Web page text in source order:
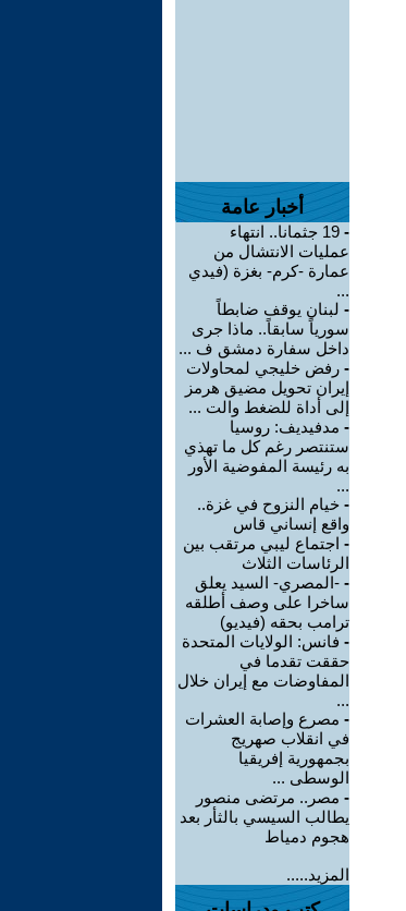
أخبار عامة
-
19 جثمانا.. انتهاء
عمليات الانتشال من
عمارة -كرم- بغزة (فيدي
...
- لبنان يوقف ضابطاً
سورياً سابقاً.. ماذا جرى
داخل سفارة دمشق ف ...
- رفض خليجي لمحاولات
إيران تحويل مضيق هرمز
إلى أداة للضغط والت ...
- مدفيديف: روسيا
ستنتصر رغم كل ما تهذي
به رئيسة المفوضية الأور
...
- خيام النزوح في غزة..
واقع إنساني قاس
- اجتماع ليبي مرتقب بين
الرئاسات الثلاث
- -المصري- السيد يعلق
ساخرا على وصف أطلقه
ترامب بحقه (فيديو)
- فانس: الولايات المتحدة
حققت تقدما في
المفاوضات مع إيران خلال
...
- مصرع وإصابة العشرات
في انقلاب صهريج
بجمهورية إفريقيا
الوسطى ...
- مصر.. مرتضى منصور
يطالب السيسي بالثأر بعد
هجوم دمياط
المزيد.....